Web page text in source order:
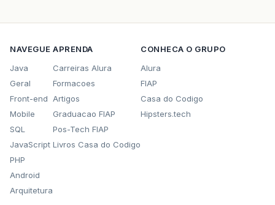
NAVEGUE
Java
Geral
Front-end
Mobile
SQL
JavaScript
PHP
Android
Arquitetura
APRENDA
Carreiras Alura
Formacoes
Artigos
Graduacao FIAP
Pos-Tech FIAP
Livros Casa do Codigo
CONHECA O GRUPO
Alura
FIAP
Casa do Codigo
Hipsters.tech